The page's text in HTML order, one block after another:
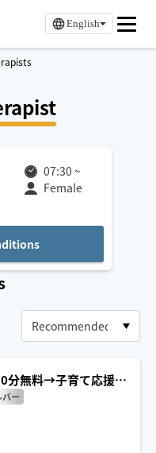
English
07:30 ~
Female
分無料→子育て応援＆
バー